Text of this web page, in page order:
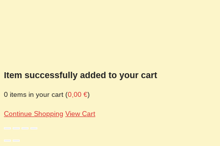
Item successfully added to your cart
0 items in your cart (0,00 €)
Continue Shopping View Cart